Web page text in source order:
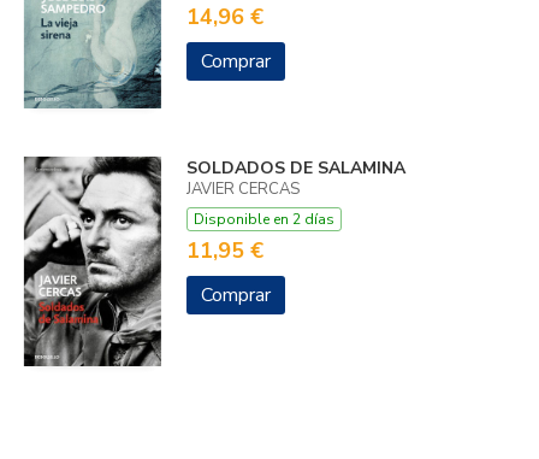
14,96 €
Comprar
SOLDADOS DE SALAMINA
JAVIER CERCAS
Disponible en 2 días
11,95 €
Comprar